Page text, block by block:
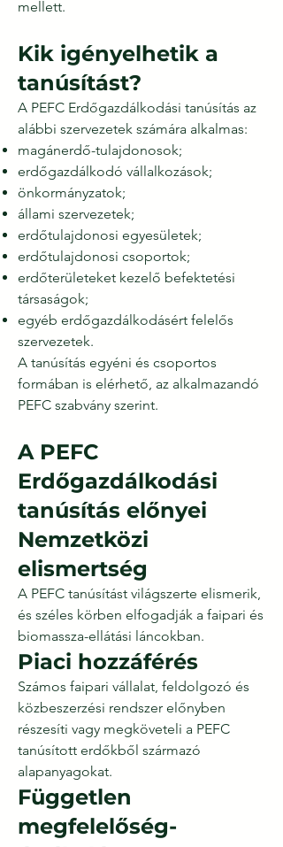
mellett.
Kik igényelhetik a
tanúsítást?
A PEFC Erdőgazdálkodási tanúsítás az
alábbi szervezetek számára alkalmas:
magánerdő-tulajdonosok;
erdőgazdálkodó vállalkozások;
önkormányzatok;
állami szervezetek;
erdőtulajdonosi egyesületek;
erdőtulajdonosi csoportok;
erdőterületeket kezelő befektetési
társaságok;
egyéb erdőgazdálkodásért felelős
szervezetek.
A tanúsítás egyéni és csoportos
formában is elérhető, az alkalmazandó
PEFC szabvány szerint.
A PEFC
Erdőgazdálkodási
tanúsítás előnyei
Nemzetközi
elismertség
A PEFC tanúsítást világszerte elismerik,
és széles körben elfogadják a faipari és
biomassza-ellátási láncokban.
Piaci hozzáférés
Számos faipari vállalat, feldolgozó és
közbeszerzési rendszer előnyben
részesíti vagy megköveteli a PEFC
tanúsított erdőkből származó
alapanyagokat.
Független
megfelelőség-